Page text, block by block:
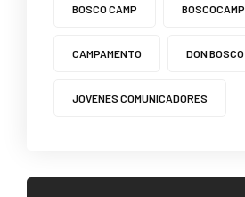
BOSCO CAMP BOSCOCAMP
CAMPAMENTO DON BOSCO
JOVENES COMUNICADORES